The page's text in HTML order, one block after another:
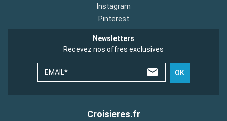
Instagram
Pinterest
Newsletters
Recevez nos offres exclusives
EMAIL* OK
Croisieres.fr